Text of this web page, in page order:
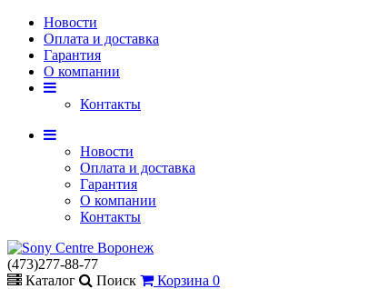
Новости
Оплата и доставка
Гарантия
О компании
Контакты
Новости
Оплата и доставка
Гарантия
О компании
Контакты
(473)277-88-77
Каталог
Поиск Корзина 0